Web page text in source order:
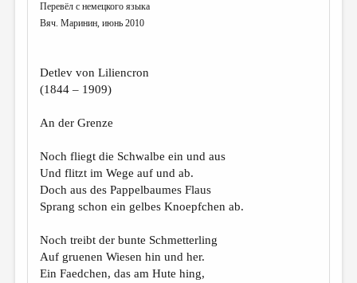
КНИЖНАЯ ПОЛКА
СТРАНИЦЫ ПАМЯТИ
ОБЪЯВЛЕНИЯ
РЕДКОЛЛЕГИЯ
ОТ РЕДАКЦИИ
МАЛАЯ ПРОЗА
ЭССЕИСТИКА
ЛИТЕРАТУРОВЕДЕНИЕ
Перевёл с немецкого языка
Вяч. Маринин, июнь 2010
Detlev von Liliencron
(1844 – 1909)
An der Grenze
Noch fliegt die Schwalbe ein und aus
Und flitzt im Wege auf und ab.
Doch aus des Pappelbaumes Flaus
Sprang schon ein gelbes Knoepfchen ab.
Noch treibt der bunte Schmetterling
Auf gruenen Wiesen hin und her.
Ein Faedchen, das am Hute hing,